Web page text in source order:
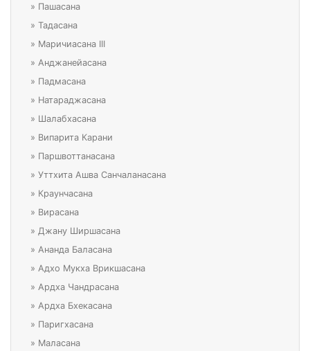
» Пашасана
» Тадасана
» Маричиасана III
» Анджанейасана
» Падмасана
» Натараджасана
» Шалабхасана
» Випарита Карани
» Паршвоттанасана
» Уттхита Ашва Санчаланасана
» Краунчасана
» Вирасана
» Джану Ширшасана
» Ананда Баласана
» Адхо Мукха Врикшасана
» Ардха Чандрасана
» Ардха Бхекасана
» Паригхасана
» Маласана